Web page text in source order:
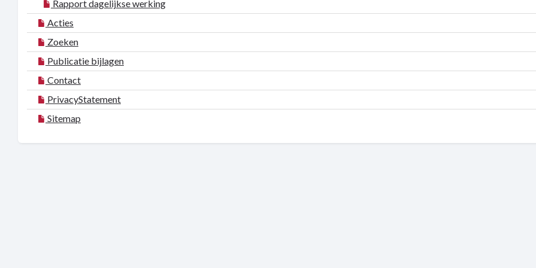
Rapport dagelijkse werking
Acties
Zoeken
Publicatie bijlagen
Contact
PrivacyStatement
Sitemap